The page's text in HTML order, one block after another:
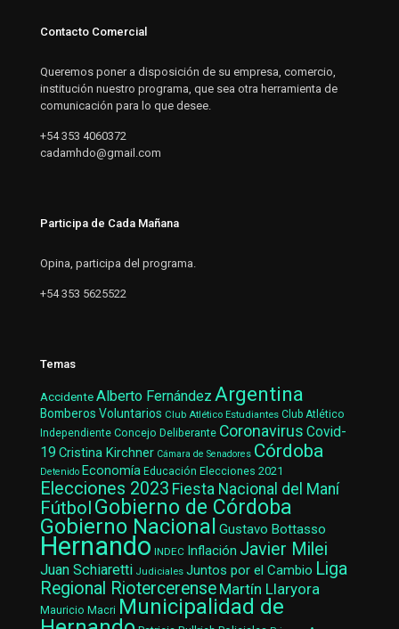
Contacto Comercial
Queremos poner a disposición de su empresa, comercio,
institución nuestro programa, que sea otra herramienta de
comunicación para lo que desee.
+54 353 4060372
cadamhdo@gmail.com
Participa de Cada Mañana
Opina, participa del programa.
+54 353 5625522
Temas
AccidenteAlberto Fernández Argentina
Bomberos Voluntarios Club Atlético Estudiantes Club Atlético
Independiente Concejo Deliberante Coronavirus Covid-
19 Cristina Kirchner Cámara de Senadores Córdoba
Detenido Economía Educación Elecciones 2021
Elecciones 2023 Fiesta Nacional del Maní
Fútbol Gobierno de Córdoba
Gobierno Nacional Gustavo Bottasso
Hernando INDEC Inflación Javier Milei
Juan Schiaretti Judiciales Juntos por el Cambio Liga
Regional Riotercerense Martín Llaryora
Mauricio Macri Municipalidad de